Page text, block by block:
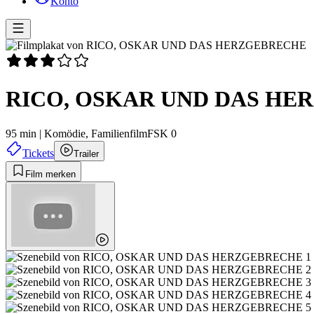
RICO, OSKAR UND DAS
95 min | Komödie, FamilienfilmFSK 0
Tickets
Trailer
Film merken